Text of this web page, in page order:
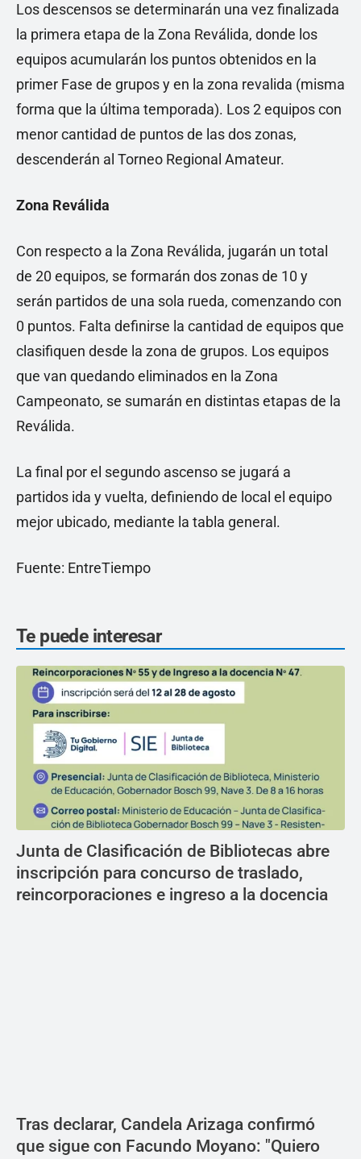
Los descensos se determinarán una vez finalizada
la primera etapa de la Zona Reválida, donde los
equipos acumularán los puntos obtenidos en la
primer Fase de grupos y en la zona revalida (misma
forma que la última temporada). Los 2 equipos con
menor cantidad de puntos de las dos zonas,
descenderán al Torneo Regional Amateur.
Zona Reválida
Con respecto a la Zona Reválida, jugarán un total
de 20 equipos, se formarán dos zonas de 10 y
serán partidos de una sola rueda, comenzando con
0 puntos. Falta definirse la cantidad de equipos que
clasifiquen desde la zona de grupos. Los equipos
que van quedando eliminados en la Zona
Campeonato, se sumarán en distintas etapas de la
Reválida.
La final por el segundo ascenso se jugará a
partidos ida y vuelta, definiendo de local el equipo
mejor ubicado, mediante la tabla general.
Fuente: EntreTiempo
Te puede interesar
Junta de Clasificación de Bibliotecas abre
inscripción para concurso de traslado,
reincorporaciones e ingreso a la docencia
Tras declarar, Candela Arizaga confirmó
que sigue con Facundo Moyano: "Quiero